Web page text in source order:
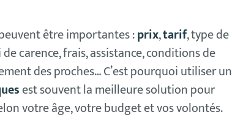
être importantes :prix,tarif, type de
carence, frais, assistance, conditions de
des proches… C’est pourquoi utiliser un
est souvent la meilleure solution pour
votre âge, votre budget et vos volontés.